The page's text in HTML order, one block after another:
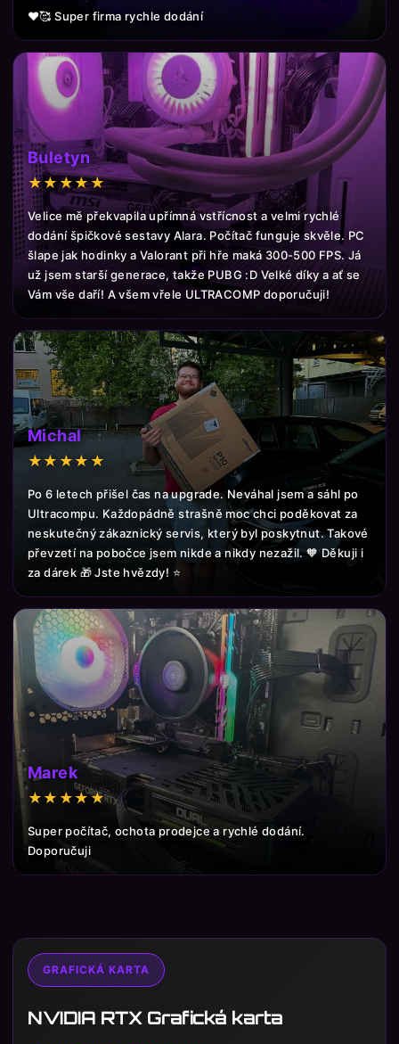
❤️🥰 Super firma rychle dodání
Buletyn
★★★★★
Velice mě překvapila upřímná vstřícnost a velmi rychlé
dodání špičkové sestavy Alara. Počítač funguje skvěle. PC
šlape jak hodinky a Valorant při hře maká 300-500 FPS. Já
už jsem starší generace, takže PUBG :D Velké díky a ať se
Vám vše daří! A všem vřele ULTRACOMP doporučuji!
Michal
★★★★★
Po 6 letech přišel čas na upgrade. Neváhal jsem a sáhl po
Ultracompu. Každopádně strašně moc chci poděkovat za
neskutečný zákaznický servis, který byl poskytnut. Takové
převzetí na pobočce jsem nikde a nikdy nezažil. 🧡 Děkuji i
za dárek 🎁 Jste hvězdy! ⭐️
Marek
★★★★★
Super počítač, ochota prodejce a rychlé dodání.
Doporučuji
GRAFICKÁ KARTA
NVIDIA RTX Grafická karta